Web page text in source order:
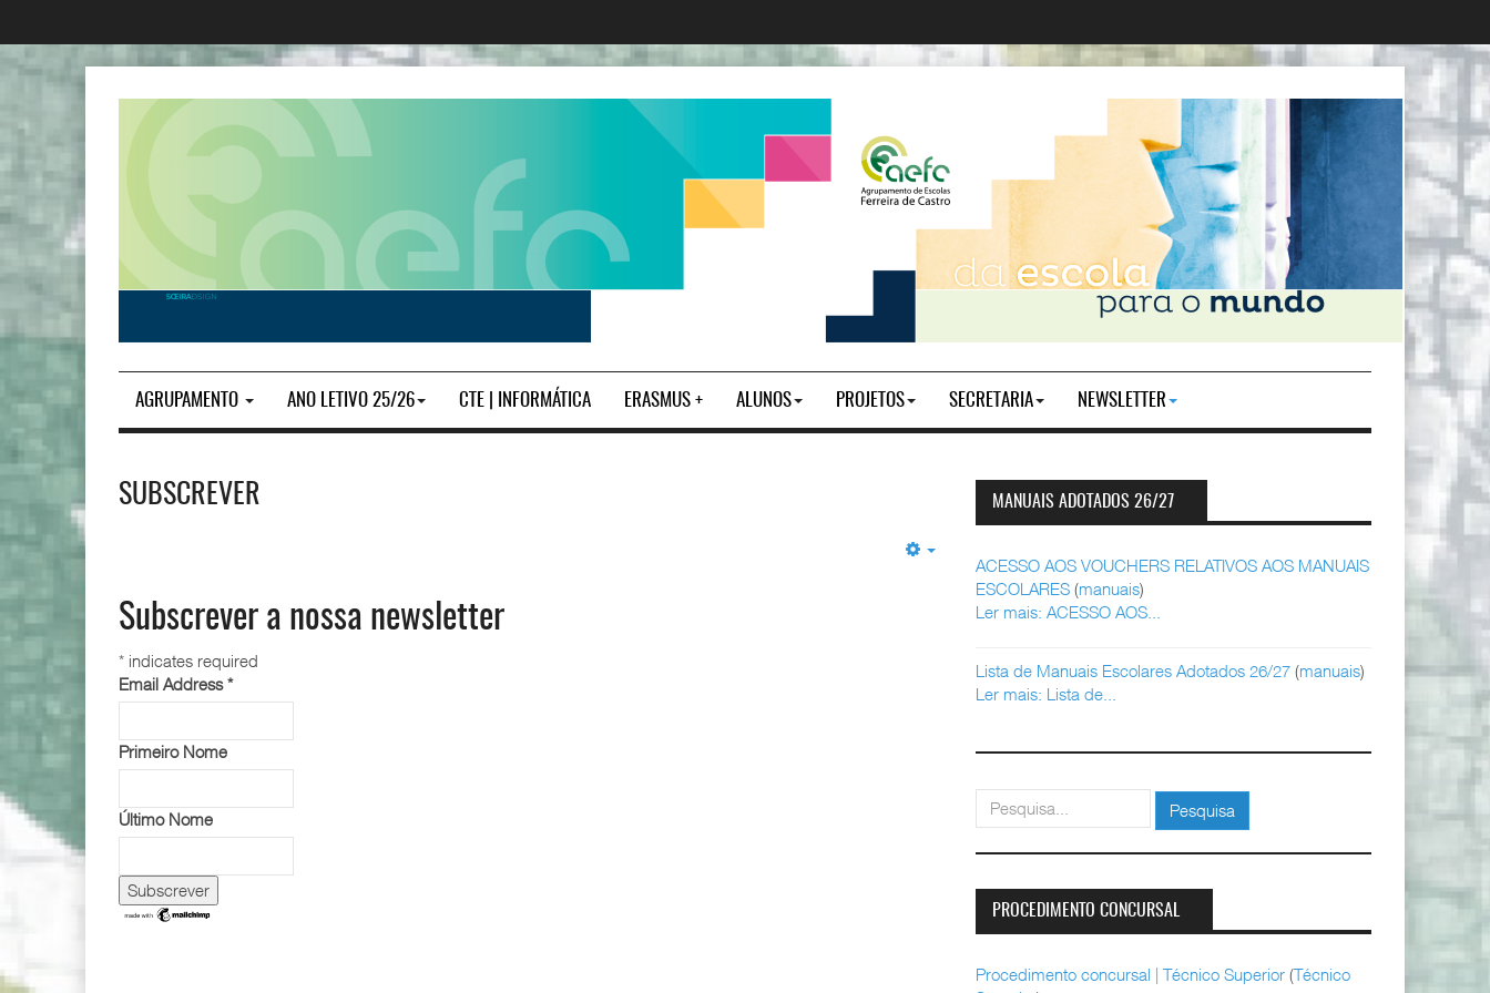
AGRUPAMENTO ANO LETIVO 25/26 CTE | INFORMÁTICA ERASMUS + ALUNOS PROJETOS SECRETARIA NEWSLETTER
SUBSCREVER
Empty
Subscrever a nossa newsletter
* indicates required
Email Address*
Primeiro Nome
Último Nome
MANUAIS ADOTADOS 26/27
ACESSO AOS VOUCHERS RELATIVOS AOS MANUAIS
ESCOLARES (manuais)
Ler mais: ACESSO AOS...
Lista de Manuais Escolares Adotados 26/27 (manuais)
Ler mais: Lista de...
pesquisar Pesquisa
PROCEDIMENTO CONCURSAL
Procedimento concursal | Técnico Superior (Técnico